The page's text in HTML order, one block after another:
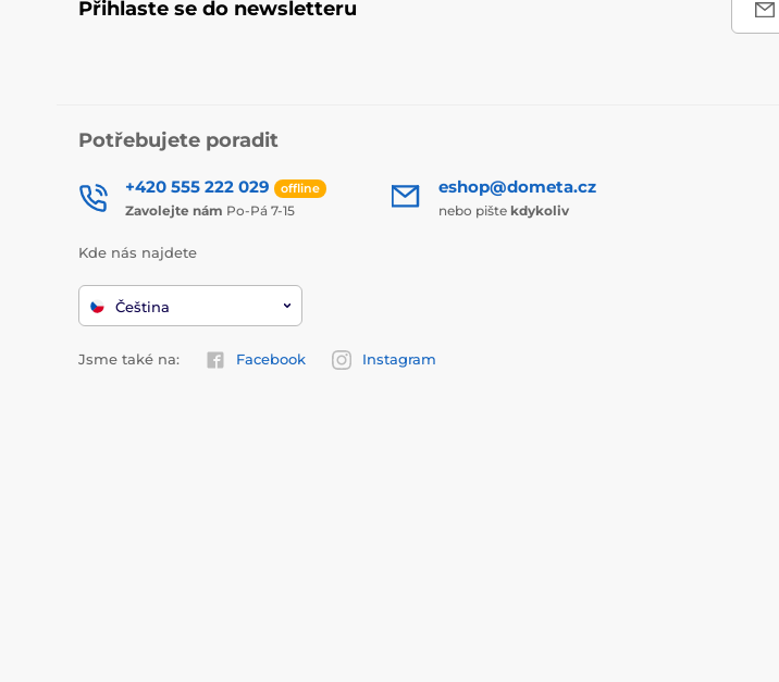
Přihlaste se do newsletteru
Potřebujete poradit
+420 555 222 029 offline
Zavolejte nám Po-Pá 7-15
eshop@dometa.cz
nebo pište kdykoliv
Kde nás najdete
Čeština
Jsme také na: Facebook Instagram